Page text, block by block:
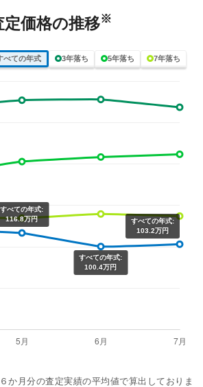
価格の推移※
べての年式 3年落ち 5年落ち 7年落ち
か月分の査定実績の平均値で算出しておりま
すべての年式:
116.8万円
すべての年式:
100.4万円
すべての年式:
103.2万円